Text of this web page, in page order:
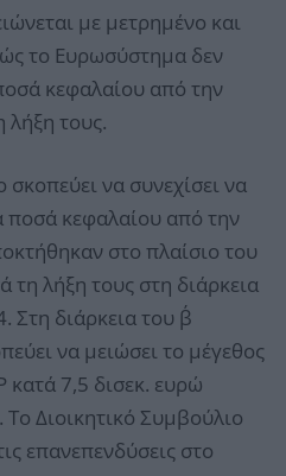
με μετρημένο και
το Ευρωσύστημα δεν
κεφαλαίου από την
λήξη τους.
να συνεχίσει να
ποσά κεφαλαίου από την
στο πλαίσιο του
τη λήξη τους στη διάρκεια
Στη διάρκεια του β΄
να μειώσει το μέγεθος
κατά 7,5 δισεκ. ευρώ
Διοικητικό Συμβούλιο
επανεπενδύσεις στο